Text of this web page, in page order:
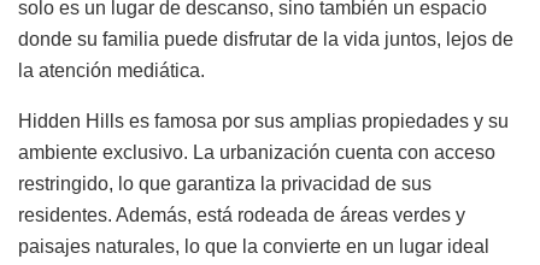
solo es un lugar de descanso, sino también un espacio
donde su familia puede disfrutar de la vida juntos, lejos de
la atención mediática.
Hidden Hills es famosa por sus amplias propiedades y su
ambiente exclusivo. La urbanización cuenta con acceso
restringido, lo que garantiza la privacidad de sus
residentes. Además, está rodeada de áreas verdes y
paisajes naturales, lo que la convierte en un lugar ideal